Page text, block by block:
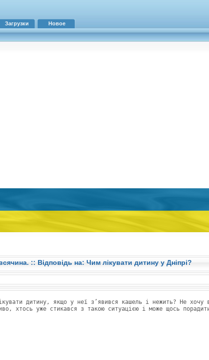
Загрузки Новое
:: Відповідь на: Чим лікувати дитину у Дніпрі?